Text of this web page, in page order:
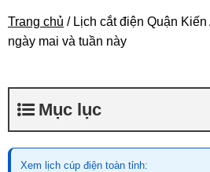
Giới thiệu
Tin tức
Trang chủ / Lịch cắt điện Quận
ngày mai và tuần này
Mục lục
Xem lịch cúp điện toàn tỉnh: